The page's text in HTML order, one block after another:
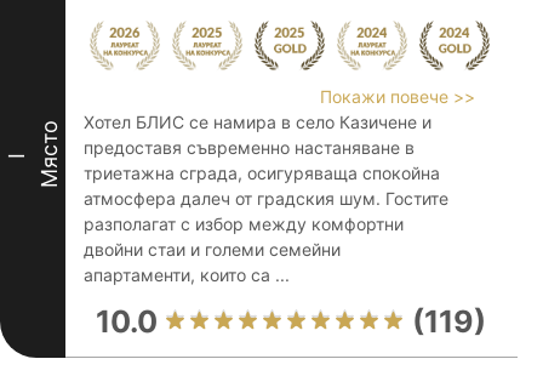
I Място
Покажи повече >>
Хотел БЛИС се намира в село Казичене и
предоставя съвременно настаняване в
триетажна сграда, осигуряваща спокойна
атмосфера далеч от градския шум. Гостите
разполагат с избор между комфортни
двойни стаи и големи семейни
апартаменти, които са ...
10.0 (119)